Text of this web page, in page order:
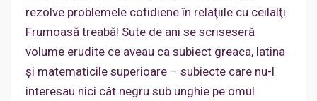
rezolve problemele cotidiene în relaţiile cu ceilalţi.
Frumoasă treabă! Sute de ani se scriseseră
volume erudite ce aveau ca subiect greaca, latina
şi matematicile superioare – subiecte care nu-l
interesau nici cât negru sub unghie pe omul